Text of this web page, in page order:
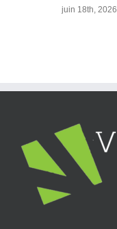
juin 18th, 2026